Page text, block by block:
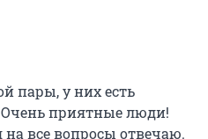
пары, у них есть
приятные люди!
все вопросы отвечаю.